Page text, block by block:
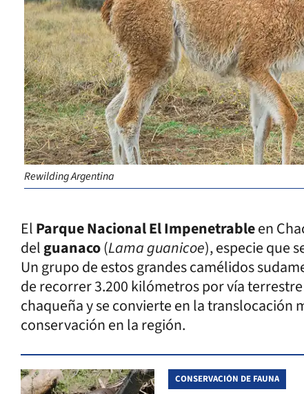
Rewilding Argentina
ElParque Nacional El Impenetrableen
delguanaco(Lama guanicoe), especie que
Un grupo de estos grandes camélidos
de recorrer 3.200 kilómetros por vía
chaqueña y se convierte en la translocación
conservación en la región.
CONSERVACIÓN DE FAUNA